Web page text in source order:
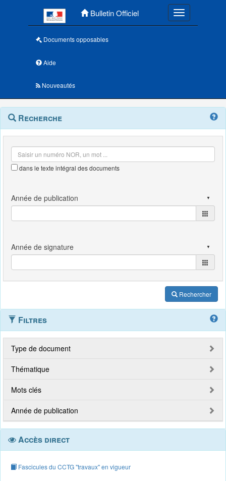
Bulletin Officiel Toggle
Documents opposables
Aide
Nouveautés
Navigation
outils
Menu
contextuel
Recherche
dans le texte intégral des documents
Rechercher
Filtres
Type de document
Thématique
Mots clés
Année de publication
Accès direct
Fascicules du CCTG "travaux" en vigueur